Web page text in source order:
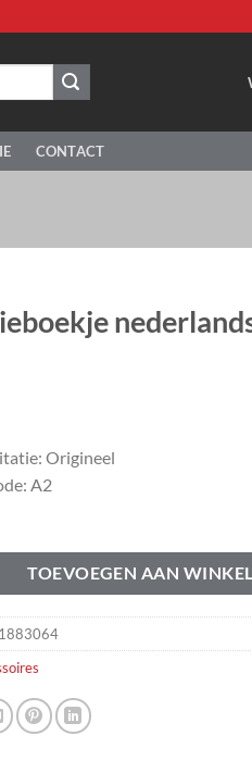
CONTACT
Origineel
A2
TOEVOEGEN AAN
1883064